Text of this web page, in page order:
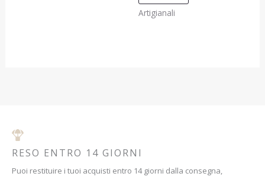
pagina
Artigianali
RESO ENTRO 14 GIORNI
Puoi restituire i tuoi acquisti entro 14 giorni dalla consegna,